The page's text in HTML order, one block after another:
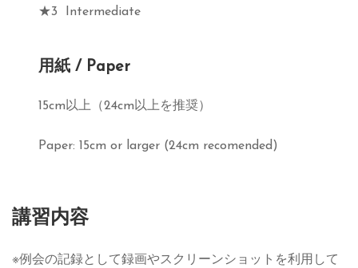
★3 Intermediate
用紙 / Paper
15cm以上（24cm以上を推奨）
Paper: 15cm or larger (24cm recomended)
講習内容
※例会の記録として録画やスクリーンショットを利用して